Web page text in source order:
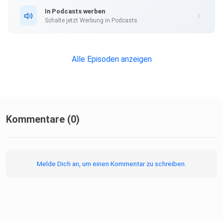
In Podcasts werben
Schalte jetzt Werbung in Podcasts.
Alle Episoden anzeigen
Kommentare (0)
Melde Dich an, um einen Kommentar zu schreiben.